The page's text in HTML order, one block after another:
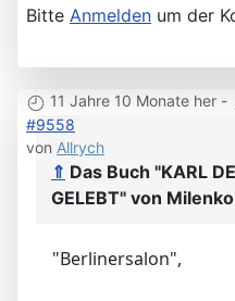
Bitte Anmelden um der
11 Jahre 10 Monate her -
#9558
von Allrych
⇑ Das Buch "KARL
GELEBT" von
"Berlinersalon",